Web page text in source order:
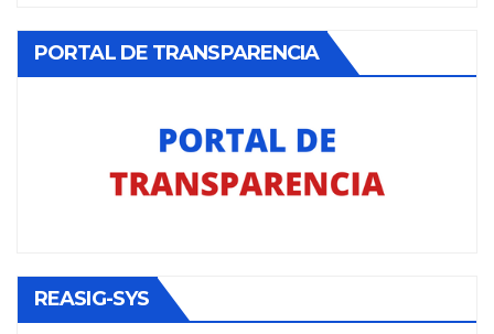
PORTAL DE TRANSPARENCIA
REASIG-SYS